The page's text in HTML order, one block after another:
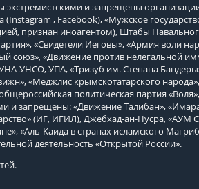
экстремистскими и запрещены
(Instagram , Facebook), «Мужское
признан иноагентом), Штабы
«Свидетели Иеговы», «Армия воли
союз», «Движение против нелегальной
УНСО, УПА, «Тризуб им. Степана
«Меджлис крымскотатарского
политическая партия
и запрещены: «Движение Талибан»,
(ИГ, ИГИЛ), Джебхад-ан-Нусра, «АУМ
«Аль-Каида в странах исламского
деятельность «Открытой России».